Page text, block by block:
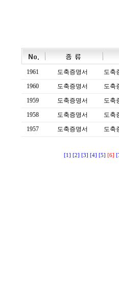
1961 도축증명서 도축
1960
도축증명서 도축
1959
도축증명서 도축
1958
도축증명서 도축
1957
도축증명서 도축
[1] [2] [3] [4] [5] [6]